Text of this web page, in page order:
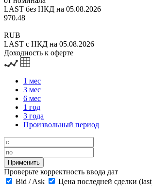
LAST без НКД на 05.08.2026
970.48
RUB
LAST с НКД на 05.08.2026
Доходность к оферте
1 мес
3 мес
6 мес
1 год
3 года
Произвольный период
Проверьте корректность ввода дат
Bid /Ask Цена последней сделки